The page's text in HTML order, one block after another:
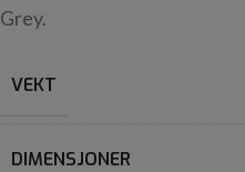
Grey.
VEKT
DIMENSJONER